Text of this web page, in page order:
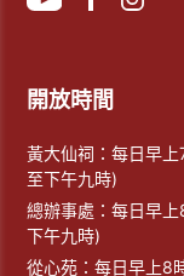
開放時間
黃大仙祠：每日早
至下午九時)
總辦事處：每日早
下午九時)
從心苑：每日早上8